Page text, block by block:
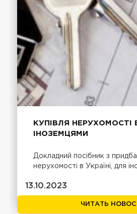
КУПІВЛЯ НЕРУХОМОСТІ В
ІНОЗЕМЦЯМИ
Докладний посібник з
нерухомості в Україні, для
13.10.2023
ЧИТАТЬ